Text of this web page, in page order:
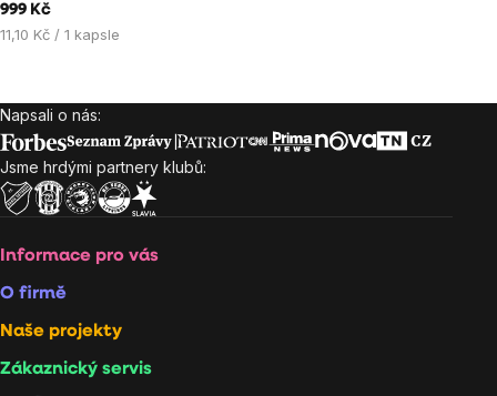
999 Kč
Měrná
11,10 Kč / 1 kapsle
Zápatí
Napsali o nás:
Jsme hrdými partnery klubů:
Informace pro vás
O firmě
Naše projekty
Zákaznický servis